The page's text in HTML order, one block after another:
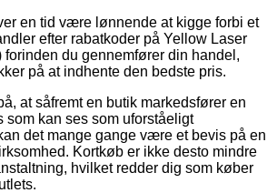
en tid være lønnende at kigge forbi et
efter rabatkoder på Yellow Laser
forinden du gennemfører din handel,
på at indhente den bedste pris.
at såfremt en butik markedsfører en
som kan ses som uforståeligt
det mange gange være et bevis på en
Kortkøb er ikke desto mindre
hvilket redder dig som køber